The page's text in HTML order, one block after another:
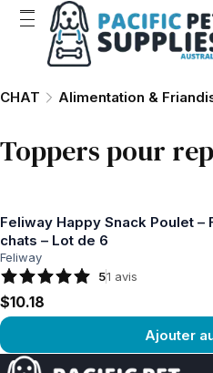
CHAT Alimentation &
Toppers pour
Feliway Happy Snack Poulet
chats – Lot de 6
Feliway
51 avis
$10.18
Ajouter
Voir le produit